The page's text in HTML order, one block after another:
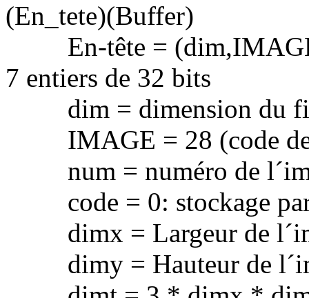
(En_tete)(Buffer)
En-tête =
7 entiers de 32 bits
dim = dimension du
IMAGE = 28 (code de
num = numéro de
code = 0: stockage par
dimx = Largeur de
dimy = Hauteur de